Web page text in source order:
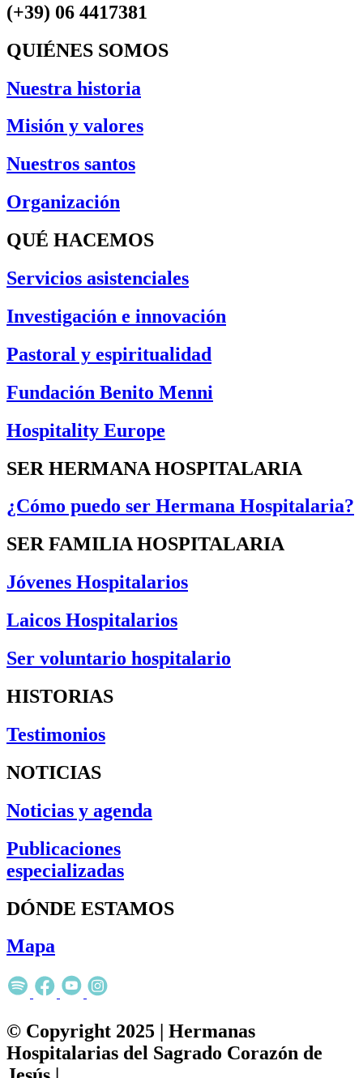
(+39) 06 4417381
QUIÉNES SOMOS
Nuestra historia
Misión y valores
Nuestros santos
Organización
QUÉ HACEMOS
Servicios asistenciales
Investigación e innovación
Pastoral y espiritualidad
Fundación Benito Menni
Hospitality Europe
SER HERMANA HOSPITALARIA
¿Cómo puedo ser Hermana Hospitalaria?
SER FAMILIA HOSPITALARIA
Jóvenes Hospitalarios
Laicos Hospitalarios
Ser voluntario hospitalario
HISTORIAS
Testimonios
NOTICIAS
Noticias y agenda
Publicaciones
especializadas
DÓNDE ESTAMOS
Mapa
© Copyright 2025 | Hermanas
Hospitalarias del Sagrado Corazón de